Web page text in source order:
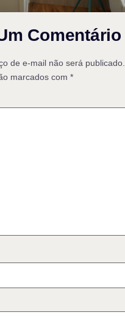
Comentário
de e-mail não será publicado.
marcados com *